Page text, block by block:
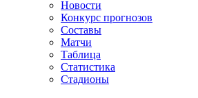
Новости
Конкурс прогнозов
Составы
Матчи
Таблица
Статистика
Стадионы